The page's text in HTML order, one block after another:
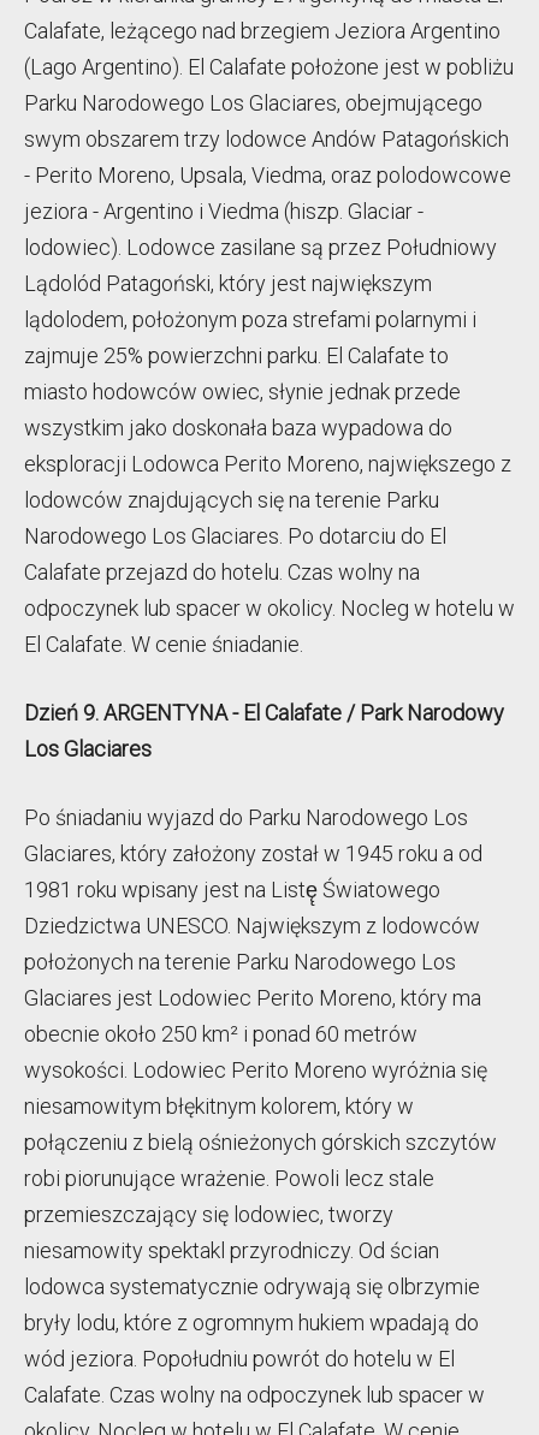
Calafate, leżącego nad brzegiem Jeziora Argentino
(Lago Argentino). El Calafate położone jest w pobliżu
Parku Narodowego Los Glaciares, obejmującego
swym obszarem trzy lodowce Andów Patagońskich
- Perito Moreno, Upsala, Viedma, oraz polodowcowe
jeziora - Argentino i Viedma (hiszp. Glaciar -
lodowiec). Lodowce zasilane są przez Południowy
Lądolód Patagoński, który jest największym
lądolodem, położonym poza strefami polarnymi i
zajmuje 25% powierzchni parku. El Calafate to
miasto hodowców owiec, słynie jednak przede
wszystkim jako doskonała baza wypadowa do
eksploracji Lodowca Perito Moreno, największego z
lodowców znajdujących się na terenie Parku
Narodowego Los Glaciares. Po dotarciu do El
Calafate przejazd do hotelu. Czas wolny na
odpoczynek lub spacer w okolicy. Nocleg w hotelu w
El Calafate. W cenie śniadanie.
Dzień 9. ARGENTYNA - El Calafate / Park Narodowy
Los Glaciares
Po śniadaniu wyjazd do Parku Narodowego Los
Glaciares, który założony został w 1945 roku a od
1981 roku wpisany jest na Listę̨ Światowego
Dziedzictwa UNESCO. Największym z lodowców
położonych na terenie Parku Narodowego Los
Glaciares jest Lodowiec Perito Moreno, który ma
obecnie około 250 km² i ponad 60 metrów
wysokości. Lodowiec Perito Moreno wyróżnia się
niesamowitym błękitnym kolorem, który w
połączeniu z bielą ośnieżonych górskich szczytów
robi piorunujące wrażenie. Powoli lecz stale
przemieszczający się lodowiec, tworzy
niesamowity spektakl przyrodniczy. Od ścian
lodowca systematycznie odrywają się olbrzymie
bryły lodu, które z ogromnym hukiem wpadają do
wód jeziora. Popołudniu powrót do hotelu w El
Calafate. Czas wolny na odpoczynek lub spacer w